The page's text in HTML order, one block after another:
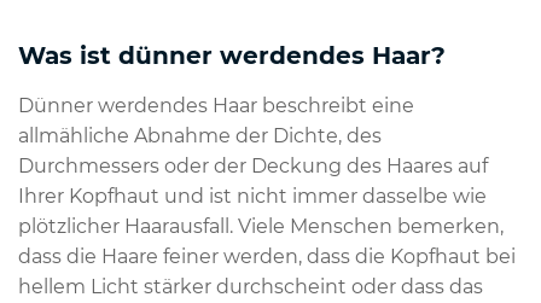
Was ist dünner werdendes Haar?
Dünner werdendes Haar beschreibt eine
allmähliche Abnahme der Dichte, des
Durchmessers oder der Deckung des Haares auf
Ihrer Kopfhaut und ist nicht immer dasselbe wie
plötzlicher Haarausfall. Viele Menschen bemerken,
dass die Haare feiner werden, dass die Kopfhaut bei
hellem Licht stärker durchscheint oder dass das